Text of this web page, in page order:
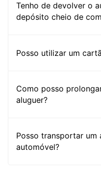
Tenho de devolver o
depósito cheio de
Posso utilizar um
Como posso
aluguer?
Posso transportar um
automóvel?